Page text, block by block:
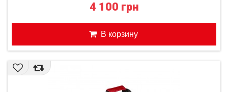
4 100 грн
В корзину